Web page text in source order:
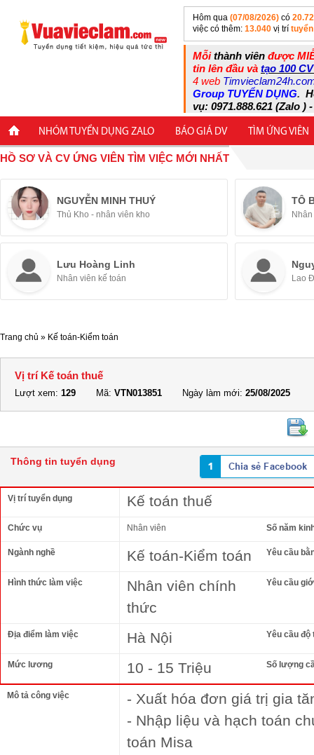
Hôm qua (07/08/2026) có
việc có thêm: 13.040 vị trí
Mỗithành viên được
tin lên đầu và tạo 100
4 web
Group TUYỂN DỤNG.
vụ: 0971.888.621 (Zalo )
NHÓM TUYỂN DỤNG ZALO BÁO GIÁ DV TÌM ỨNG VIÊN
HỒ SƠ VÀ CV ỨNG VIÊN TÌM VIỆC MỚI NHẤT
NGUYỄN MINH THUÝ
Thủ Kho - nhân viên kho
TÔ
Lưu Hoàng Linh
Nhân viên kế toán Lao
Trang chủ » Kế toán-Kiểm toán
Vị trí Kế toán thuế
Lượt xem: 129 Mã: VTN013851 Ngày làm mới: 25/08/2025
Thông tin tuyển dụng
Vị trí tuyển dụng Kế toán thuế
Chức vụ Nhân viên Số năm
Ngành nghề Kế toán-Kiểm toán Yêu cầu
Hình thức làm việc
Nhân viên chính
thức
Yêu cầu
Địa điểm làm việc Hà Nội Yêu cầu độ
Mức lương 10 - 15 Triệu Số lượng
Mô tả công việc
- Xuất hóa đơn giá trị gia
- Nhập liệu và hạch toán
toán Misa